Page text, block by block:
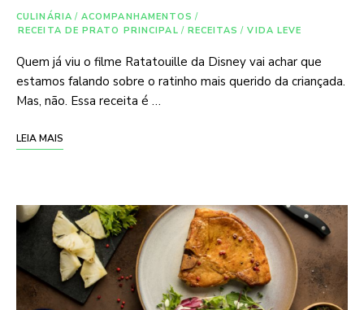
CULINÁRIA / ACOMPANHAMENTOS /
RECEITA DE PRATO PRINCIPAL / RECEITAS / VIDA LEVE
Quem já viu o filme Ratatouille da Disney vai achar que
estamos falando sobre o ratinho mais querido da criançada.
Mas, não. Essa receita é …
LEIA MAIS